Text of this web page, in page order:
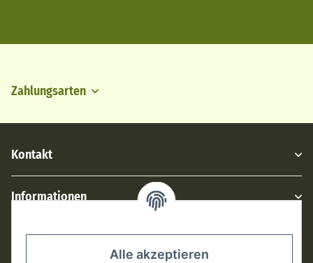
Alle akzeptieren
Zahlungsarten
Kontakt
Informationen
Rechtliches